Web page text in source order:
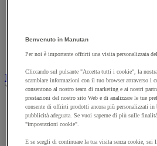
Lampadina
Torcia
Ingrassaggio e lubrificazione
Vedi tutte le categorie
Anti-aderente
Attrezzi per lubrificazione
Grasso e olio
Lubrificante e sbloccante
Benvenuto in Manutan
Per noi è importante offrirti una visita personalizzata
Cliccando sul pulsante "Accetta tutti i cookie", la
scambiare informazioni con il tuo browser attraverso i
consentono al nostro team di marketing e ai nostri
prestazioni del nostro sito Web e di analizzare le tue
consente di offrirti prodotti ancora più personalizzati in
pubblicità adeguata. Se vuoi saperne di più sulle
"impostazioni cookie".
E se scegli di continuare la tua visita senza cookie, sei